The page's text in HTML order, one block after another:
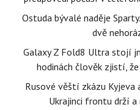
Ostuda bývalé naděje
dvě
Galaxy Z Fold8 Ultra stojí
hodinách člověk zjistí,
Rusové věští zkázu
Ukrajinci frontu drží